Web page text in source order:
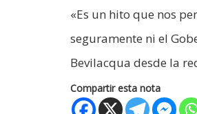
«Es un hito que nos
seguramente ni el
Bevilacqua desde la
Compartir esta nota